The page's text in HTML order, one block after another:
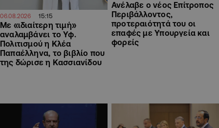
06.08.2026 15:15
Με «ιδιαίτερη τιμή»
αναλαμβάνει το Υφ.
Πολιτισμού η Κλέα
Παπαέλληνα, το βιβλίο που
της δώρισε η Κασσιανίδου
Ανέλαβε ο νέος Επίτροπος
Περιβάλλοντος,
προτεραιότητά του οι
επαφές με Υπουργεία και
φορείς